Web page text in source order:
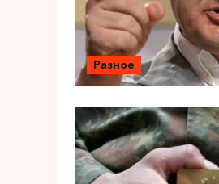
Разное